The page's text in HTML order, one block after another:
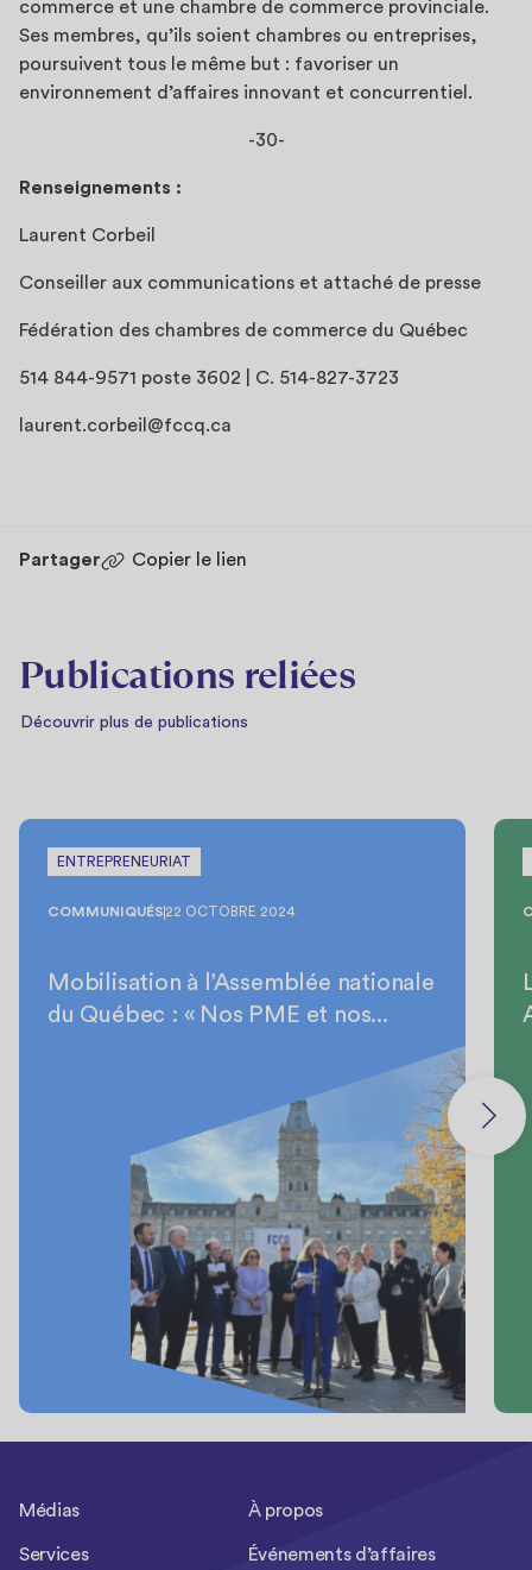
commerce et une chambre de commerce provinciale.
Ses membres, qu’ils soient chambres ou entreprises,
poursuivent tous le même but : favoriser un
environnement d’affaires innovant et concurrentiel.
-30-
Renseignements :
Laurent Corbeil
Conseiller aux communications et attaché de presse
Fédération des chambres de commerce du Québec
514 844-9571 poste 3602 | C. 514-827-3723
laurent.corbeil@fccq.ca
Partager Copier le lien
Publications reliées
Découvrir plus de publications
ENTREPRENEURIAT
COMMUNIQUÉS 22 OCTOBRE 2024
Mobilisation à l’Assemblée nationale
du Québec : « Nos PME et nos...
Médias À propos
Services Événements d’affaires